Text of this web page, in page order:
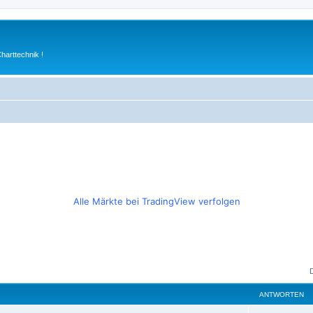
!
Alle Märkte bei TradingView verfolgen
ANTWORTEN